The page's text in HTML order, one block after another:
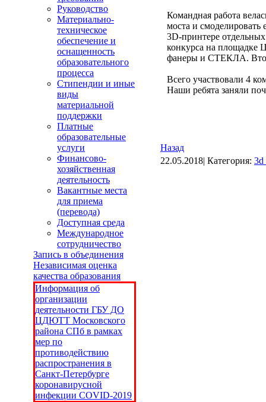
Руководство
Материально-
техническое
обеспечение и
оснащенность
образовательного
процесса
Стипендии и иные
виды
материальной
поддержки
Платные
образовательные
услуги
Финансово-
хозяйственная
деятельность
Вакантные места
для приема
(перевода)
Доступная среда
Международное
сотрудничество
Запись в объединения
Независимая оценка
качества образования
Информация об
организации
деятельности ГБУ ДО
ЦДЮТТ Московского
района СПб в рамках
мер по
противодействию
распространения в
Санкт-Петербурге
коронавирусной
инфекции COVID-2019
Командная работа
моста и смоделировать
3D-принтере
конкурса на площадке
фанеры и СТЕКЛА.
Всего участвовали 4
Наши ребята заняли
Назад
22.05.2018| Категория: 3d